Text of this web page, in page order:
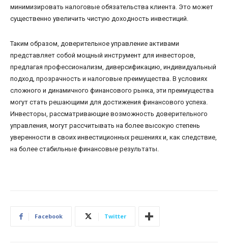
минимизировать налоговые обязательства клиента. Это может
существенно увеличить чистую доходность инвестиций.
Таким образом, доверительное управление активами
представляет собой мощный инструмент для инвесторов,
предлагая профессионализм, диверсификацию, индивидуальный
подход, прозрачность и налоговые преимущества. В условиях
сложного и динамичного финансового рынка, эти преимущества
могут стать решающими для достижения финансового успеха.
Инвесторы, рассматривающие возможность доверительного
управления, могут рассчитывать на более высокую степень
уверенности в своих инвестиционных решениях и, как следствие,
на более стабильные финансовые результаты.
Facebook Twitter